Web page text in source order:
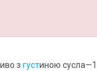
з густиною